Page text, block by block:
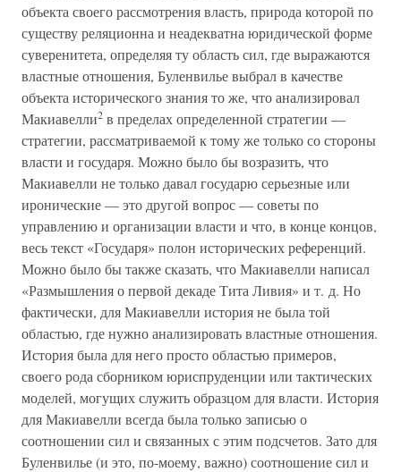
объекта своего рассмотрения власть, природа которой по
существу реляционна и неадекватна юридической форме
суверенитета, определяя ту область сил, где выражаются
властные отношения, Буленвилье выбрал в качестве
объекта исторического знания то же, что анализировал
Макиавелли2 в пределах определенной стратегии —
стратегии, рассматриваемой к тому же только со стороны
власти и государя. Можно было бы возразить, что
Макиавелли не только давал государю серьезные или
иронические — это другой вопрос — советы по
управлению и организации власти и что, в конце концов,
весь текст «Государя» полон исторических референций.
Можно было бы также сказать, что Макиавелли написал
«Размышления о первой декаде Тита Ливия» и т. д. Но
фактически, для Макиавелли история не была той
областью, где нужно анализировать властные отношения.
История была для него просто областью примеров,
своего рода сборником юриспруденции или тактических
моделей, могущих служить образцом для власти. История
для Макиавелли всегда была только записью о
соотношении сил и связанных с этим подсчетов. Зато для
Буленвилье (и это, по-моему, важно) соотношение сил и